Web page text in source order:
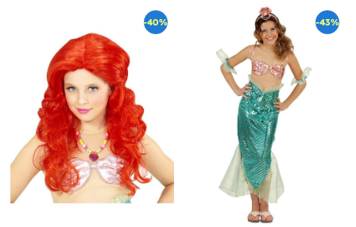
-40% -43%